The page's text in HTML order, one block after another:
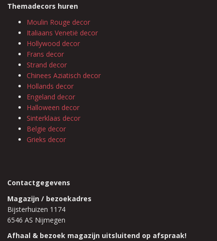
Themadecors huren
Moulin Rouge decor
Italiaans Venetië decor
Hollywood decor
Frans decor
Strand decor
Chinees Aziatisch decor
Hollands decor
Engeland decor
Halloween decor
Sinterklaas decor
Belgie decor
Grieks decor
Contactgegevens
Magazijn / bezoekadres
Bijsterhuizen 1174
6546 AS Nijmegen
Afhaal & bezoek magazijn uitsluitend op afspraak!